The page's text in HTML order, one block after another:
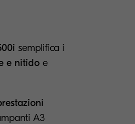
semplifica i
e nitido e
A3